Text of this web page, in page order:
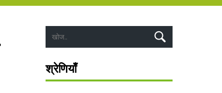
श्रेणियाँ